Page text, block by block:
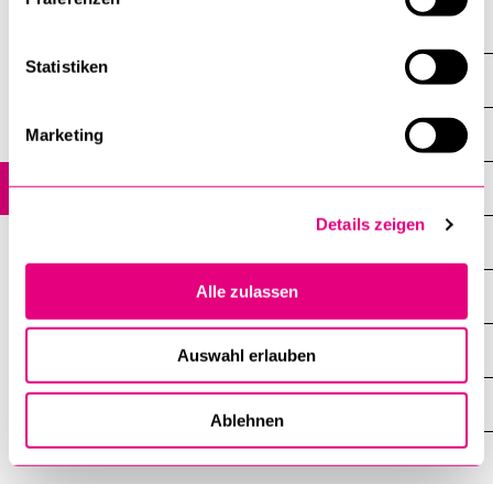
Statistiken
Marketing
Details zeigen
Alle zulassen
Auswahl erlauben
Ablehnen
Übersicht
LIFE Leadership & Coordination
LIFE Winter School on Health and Well-being
LIFE B. Braun Lecture